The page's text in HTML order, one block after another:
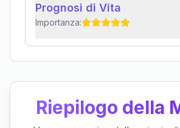
Prognosi di Vita
Importanza:
Riepilogo della